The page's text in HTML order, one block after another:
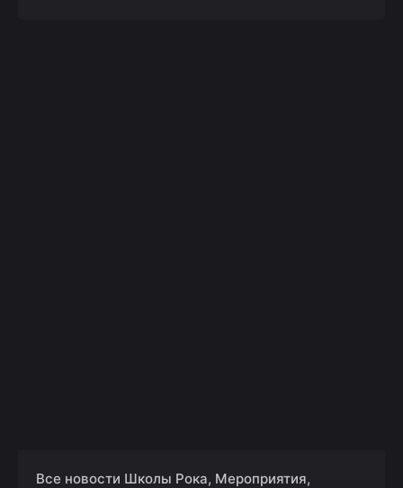
Все новости Школы Рока Мероприятия